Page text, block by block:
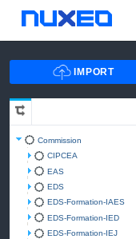
Commission
CIPCEA
EAS
EDS
EDS-Formation-IAES
EDS-Formation-IED
EDS-Formation-IEJ